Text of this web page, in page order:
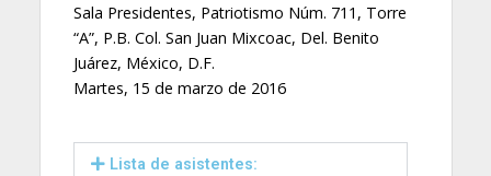
Sala Presidentes, Patriotismo Núm. 711, Torre
“A”, P.B. Col. San Juan Mixcoac, Del. Benito
Juárez, México, D.F.
Martes, 15 de marzo de 2016
Lista de asistentes: